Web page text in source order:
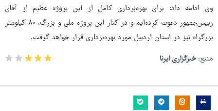
وی ادامه داد: برای بهره‌برداری کامل از این پروژه عظیم از آقای
رییس‌جمهور دعوت کرده‌ایم و در کنار این پروژه ملی و بزرگ، ۸۰ کیلومتر
بزرگراه نیز در استان اردبیل مورد بهره‌برداری قرار خواهد گرفت.
منبع: خبرگزاری ایرنا